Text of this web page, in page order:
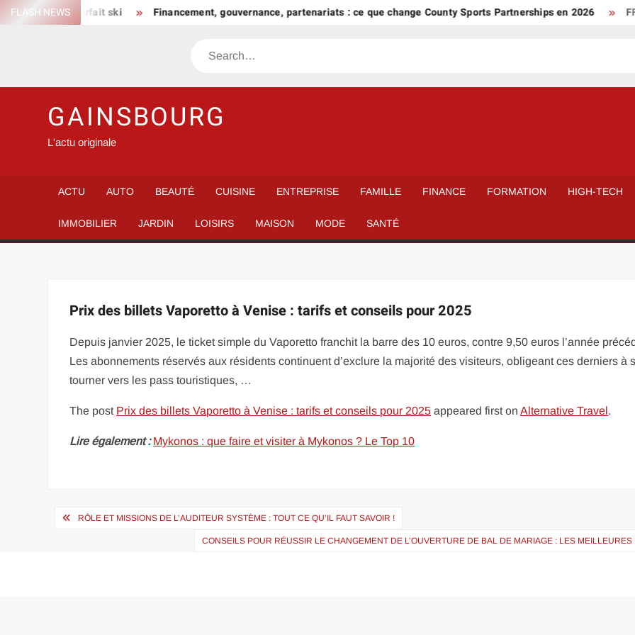
Skip
to
FLASH NEWS
choisir son forfait ski Financement, gouvernance, partenariats : ce que change County Sports Partnerships en 2026
Search
GAINSBOURG
L'actu originale
ACTU AUTO BEAUTÉ CUISINE ENTREPRISE FAMILLE FINANCE FORMATION HIGH-TECH
IMMOBILIER JARDIN LOISIRS MAISON MODE SANTÉ
Prix des billets Vaporetto à Venise : tarifs et conseils pour 2025
Depuis janvier 2025, le ticket simple du Vaporetto franchit la barre des 10 euros, contre 9,50 euros l’année
Les abonnements réservés aux résidents continuent d’exclure la majorité des visiteurs, obligeant ces derniers à
tourner vers les pass touristiques, …
The post Prix des billets Vaporetto à Venise : tarifs et conseils pour 2025 appeared first onAlternative Travel.
Lire également : Mykonos : que faire et visiter à Mykonos ? Le Top 10
Navigation
RÔLE ET MISSIONS DE L’AUDITEUR SYSTÈME : TOUT CE QU’IL FAUT SAVOIR !
CONSEILS POUR RÉUSSIR LE CHANGEMENT DE L’OUVERTURE DE BAL DE MARIAGE : LES MEILLEURES